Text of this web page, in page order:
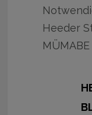
Heeder
MÜMABE